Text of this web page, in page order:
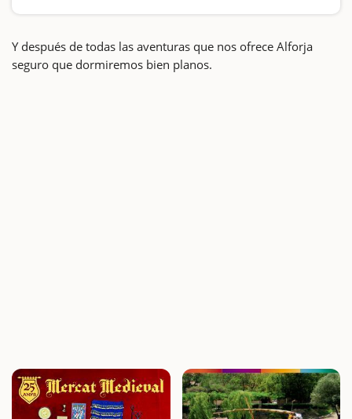
Y después de todas las aventuras que nos ofrece Alforja
seguro que dormiremos bien planos.